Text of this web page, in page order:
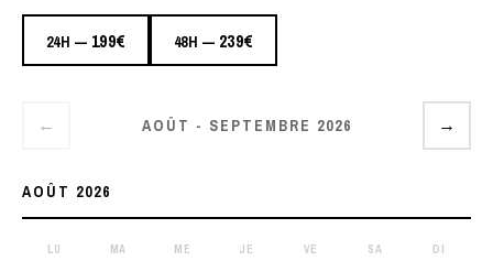
24H — 199€ 48H — 239€
← AOÛT - SEPTEMBRE 2026 →
AOÛT 2026
LU MA ME JE VE SA DI